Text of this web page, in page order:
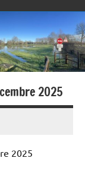
2025
2025